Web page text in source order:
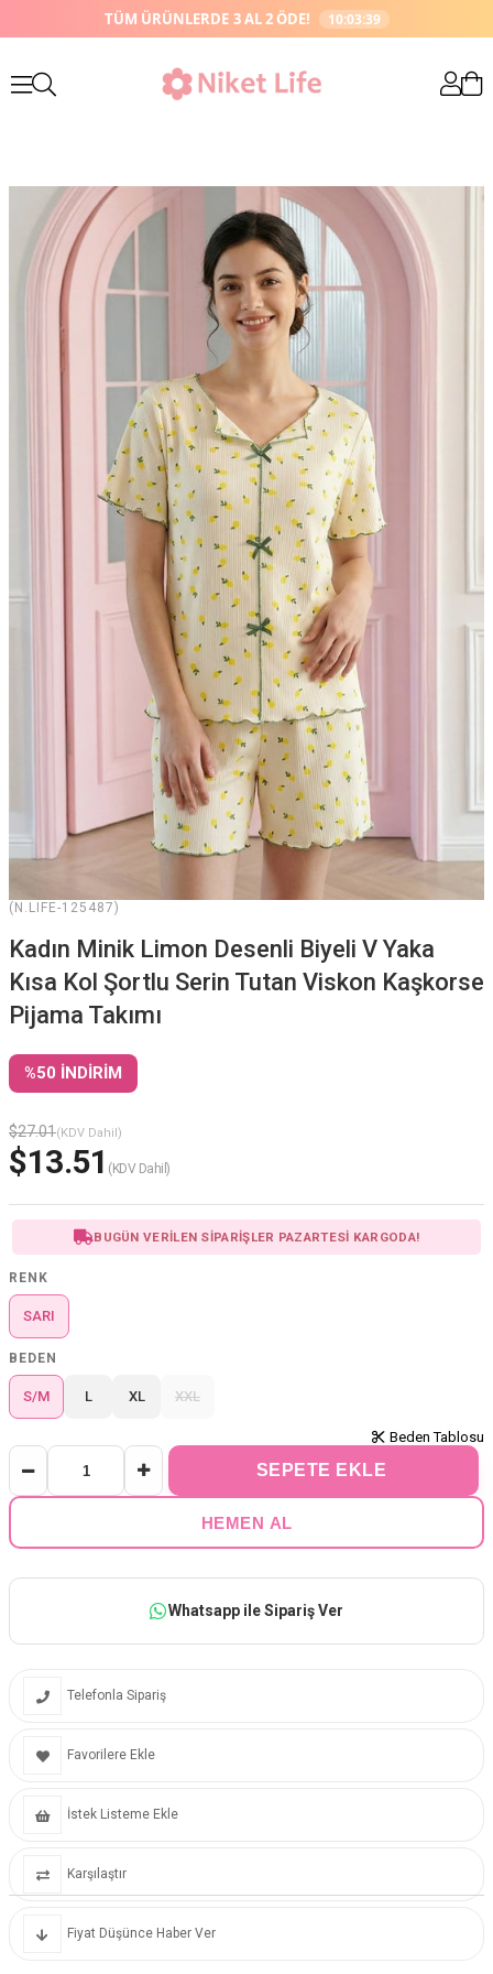
TÜM ÜRÜNLERDE 3 AL 2 ÖDE! 10:03:39
Kadın Minik Limon Desenli Biyeli V Yaka
Kısa Kol Şortlu Serin Tutan Viskon Kaşkorse
Pijama Takımı
(N.LIFE-125487)
%50 İNDIRIM
$27.01(KDV Dahil)
$13.51 (KDV Dahil)
BUGÜN VERİLEN SİPARİŞLER PAZARTESİ KARGODA!
RENK
SARI
BEDEN
S/M L XL XXL
Beden Tablosu
Whatsapp ile Sipariş Ver
Telefonla Sipariş
Favorilere Ekle
İstek Listeme Ekle
Karşılaştır
Fiyat Düşünce Haber Ver